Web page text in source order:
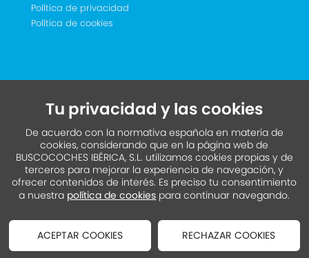
Política de privacidad
Política de cookies
Tu privacidad y las cookies
De acuerdo con la normativa española en materia de
cookies, considerando que en la página web de
BUSCOCOCHES IBÉRICA, S.L. utilizamos cookies propias y de
terceros para mejorar la experiencia de navegación, y
ofrecer contenidos de interés. Es preciso tu consentimiento
a nuestra política de cookies para continuar navegando.
ACEPTAR COOKIES RECHAZAR COOKIES